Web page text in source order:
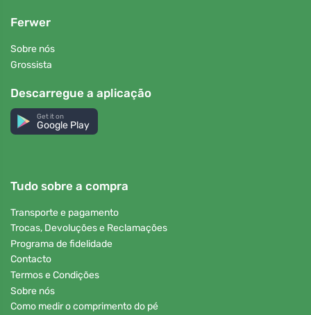
Ferwer
Sobre nós
Grossista
Descarregue a aplicação
Get it on
Google Play
Tudo sobre a compra
Transporte e pagamento
Trocas, Devoluções e Reclamações
Programa de fidelidade
Contacto
Termos e Condições
Sobre nós
Como medir o comprimento do pé